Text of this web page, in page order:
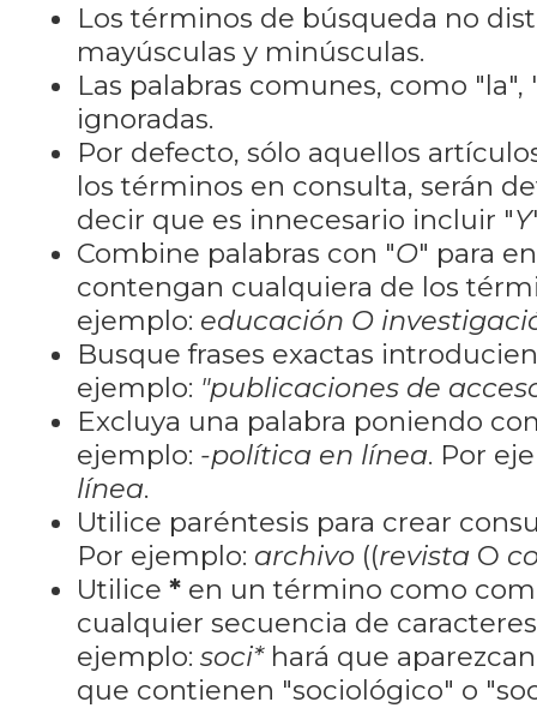
Los términos de búsqueda no
mayúsculas y minúsculas.
Las palabras comunes, como "la",
ignoradas.
Por defecto, sólo aquellos
los términos en consulta, serán
decir que es innecesario incluir "Y
Combine palabras con "O" para
contengan cualquiera de los
ejemplo: educación O
Busque frases exactas
ejemplo: "publicaciones de
Excluya una palabra poniendo
ejemplo: -política en línea. Por
línea.
Utilice paréntesis para crear
Por ejemplo: archivo ((revista O
Utilice *en un término como
cualquier secuencia de
ejemplo: soci*hará que
que contienen "sociológico" o